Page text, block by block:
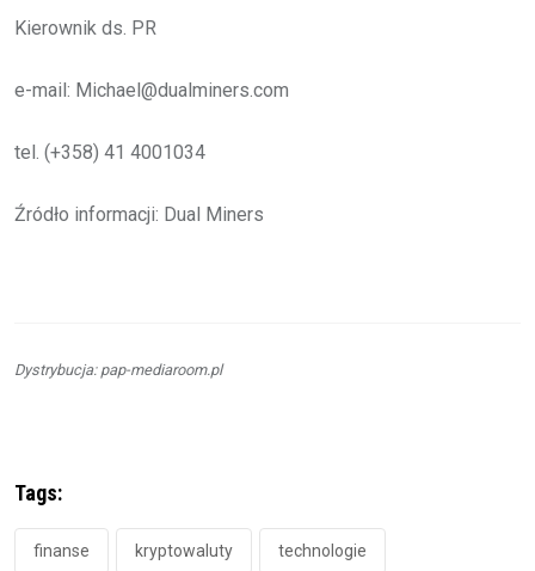
Kierownik ds. PR
e-mail: Michael@dualminers.com
tel. (+358) 41 4001034
Źródło informacji: Dual Miners
Dystrybucja: pap-mediaroom.pl
Tags:
finanse kryptowaluty technologie